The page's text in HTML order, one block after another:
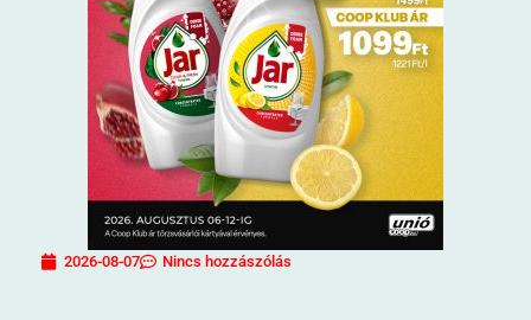
2026-08-07 Nincs hozzászólás